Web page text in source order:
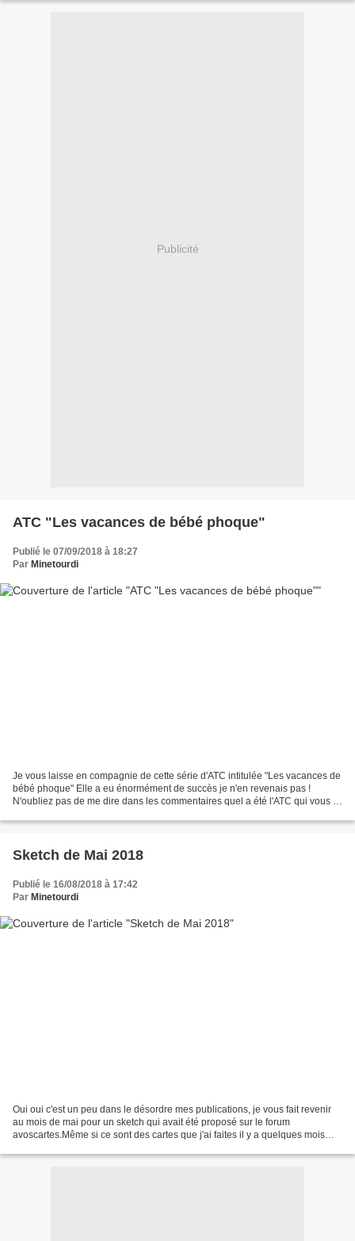
Publicité
ATC "Les vacances de bébé phoque"
Publié le 07/09/2018 à 18:27
Par Minetourdi
Je vous laisse en compagnie de cette série d'ATC intitulée "Les vacances de
bébé phoque" Elle a eu énormément de succès je n'en revenais pas !
N'oubliez pas de me dire dans les commentaires quel a été l'ATC qui vous a
Sketch de Mai 2018
Publié le 16/08/2018 à 17:42
Par Minetourdi
Oui oui c'est un peu dans le désordre mes publications, je vous fait revenir
au mois de mai pour un sketch qui avait été proposé sur le forum
avoscartes.Même si ce sont des cartes que j'ai faites il y a quelques mois